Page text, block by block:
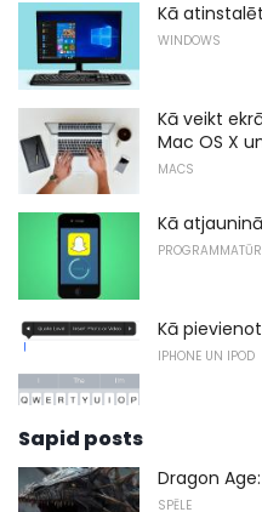
Kā
WINDOWS
Kā veikt
Mac OS X
MACS
Kā
Kā
IPHONE UN IPOD
Sapid posts
Dragon
SPĒLE